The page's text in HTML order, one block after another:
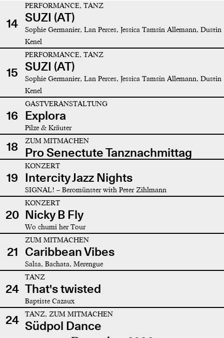
14
PERFORMANCE, TANZ
SUZI (AT)
Sophie Germanier, Lan Perces, Jessica Tamsin Allemann, Dustin
Kenel
15
PERFORMANCE, TANZ
SUZI (AT)
Sophie Germanier, Lan Perces, Jessica Tamsin Allemann, Dustin
Kenel
16
GASTVERANSTALTUNG
Explora
Pilze & Kräuter
18 ZUM MITMACHEN
Pro Senectute Tanznachmittag
19
KONZERT
Intercity Jazz Nights
SIGNAL! – Beromünster with Peter Zihlmann
20
KONZERT
Nicky B Fly
Wo chumi her Tour
21
ZUM MITMACHEN
Caribbean Vibes
Salsa, Bachata, Merengue
24
TANZ
That's twisted
Baptiste Cazaux
24 TANZ, ZUM MITMACHEN
Südpol Dance